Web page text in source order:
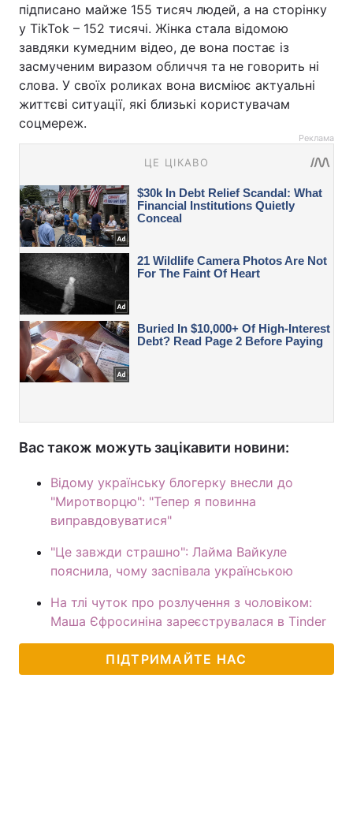
підписано майже 155 тисяч людей, а на сторінку
у TikTok – 152 тисячі. Жінка стала відомою
завдяки кумедним відео, де вона постає із
засмученим виразом обличчя та не говорить ні
слова. У своїх роликах вона висміює актуальні
життєві ситуації, які близькі користувачам
соцмереж.
Реклама
Вас також можуть зацікавити новини:
Відому українську блогерку внесли до
"Миротворцю": "Тепер я повинна
виправдовуватися"
"Це завжди страшно": Лайма Вайкуле
пояснила, чому заспівала українською
На тлі чуток про розлучення з чоловіком:
Маша Єфросиніна зареєструвалася в Tinder
ПІДТРИМАЙТЕ НАС